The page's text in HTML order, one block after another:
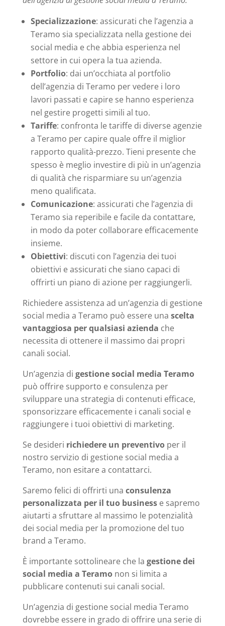
Specializzazione: assicurati che l’agenzia a
Teramo sia specializzata nella gestione dei
social media e che abbia esperienza nel
settore in cui opera la tua azienda.
Portfolio: dai un’occhiata al portfolio
dell’agenzia di Teramo per vedere i loro
lavori passati e capire se hanno esperienza
nel gestire progetti simili al tuo.
Tariffe: confronta le tariffe di diverse agenzie
a Teramo per capire quale offre il miglior
rapporto qualità-prezzo. Tieni presente che
spesso è meglio investire di più in un’agenzia
di qualità che risparmiare su un’agenzia
meno qualificata.
Comunicazione: assicurati che l’agenzia di
Teramo sia reperibile e facile da contattare,
in modo da poter collaborare efficacemente
insieme.
Obiettivi: discuti con l’agenzia dei tuoi
obiettivi e assicurati che siano capaci di
offrirti un piano di azione per raggiungerli.
Richiedere assistenza ad un’agenzia di gestione
social media a Teramo può essere una scelta
vantaggiosa per qualsiasi azienda che
necessita di ottenere il massimo dai propri
canali social.
Un’agenzia di gestione social media Teramo
può offrire supporto e consulenza per
sviluppare una strategia di contenuti efficace,
sponsorizzare efficacemente i canali social e
raggiungere i tuoi obiettivi di marketing.
Se desideri richiedere un preventivoper il
nostro servizio di gestione social media a
Teramo, non esitare a contattarci.
Saremo felici di offrirti una consulenza
personalizzata per il tuo businesse sapremo
aiutarti a sfruttare al massimo le potenzialità
dei social media per la promozione del tuo
brand a Teramo.
È importante sottolineare che la gestione dei
social media a Teramonon si limita a
pubblicare contenuti sui canali social.
Un’agenzia di gestione social media Teramo
dovrebbe essere in grado di offrire una serie di